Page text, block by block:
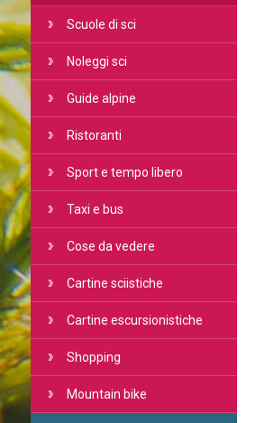
Scuole di sci
Noleggi sci
Guide alpine
Ristoranti
Sport e tempo libero
Taxi e bus
Cose da vedere
Cartine sciistiche
Cartine escursionistiche
Shopping
Mountain bike